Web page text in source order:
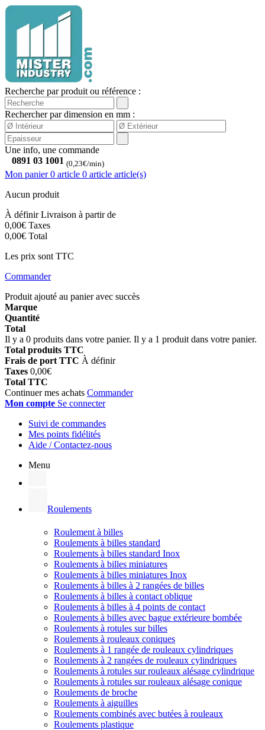
Recherche par produit ou référence :
Rechercher par dimension en mm :
Une info, une commande
0891 03 1001 (0,23€/min)
Mon panier 0 article 0 article article(s)
Aucun produit
À définirLivraison à partir de
0,00€ Taxes
0,00€ Total
Les prix sont TTC
Commander
Produit ajouté au panier avec succès
Marque
Quantité
Total
Il y a 0 produits dans votre panier. Il y a 1 produit dans votre panier.
Total produits TTC
Frais de port TTC À définir
Taxes 0,00€
Total TTC
Continuer mes achats Commander
Mon compte Se connecter
Suivi de commandes
Mes points fidélités
Aide / Contactez-nous
Menu
Roulements
Roulement à billes
Roulements à billes standard
Roulements à billes standard Inox
Roulements à billes miniatures
Roulements à billes miniatures Inox
Roulements à billes à 2 rangées de billes
Roulements à billes à contact oblique
Roulements à billes à 4 points de contact
Roulements à billes avec bague extérieure bombée
Roulements à rotules sur billes
Roulements à rouleaux coniques
Roulements à 1 rangée de rouleaux cylindriques
Roulements à 2 rangées de rouleaux cylindriques
Roulements à rotules sur rouleaux alésage cylindrique
Roulements à rotules sur rouleaux alésage conique
Roulements de broche
Roulements à aiguilles
Roulements combinés avec butées à rouleaux
Roulements plastique